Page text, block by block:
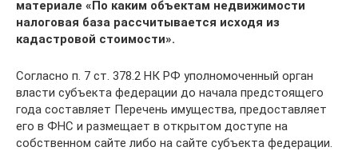
материале «По каким объектам недвижимости
налоговая база рассчитывается исходя из
кадастровой стоимости».
Согласно п. 7 ст. 378.2 НК РФ уполномоченный орган
власти субъекта федерации до начала предстоящего
года составляет Перечень имущества, предоставляет
его в ФНС и размещает в открытом доступе на
собственном сайте либо на сайте субъекта федерации.